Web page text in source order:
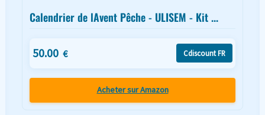
Calendrier de lAvent Pêche - ULISEM - Kit ...
50.00 € Cdiscount FR
Acheter sur Amazon